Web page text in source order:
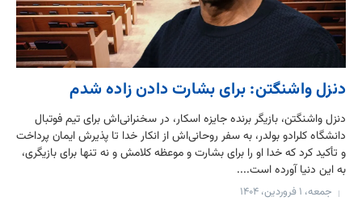
دنزل واشنگتن: برای بشارت دادن زاده شدم
دنزل واشنگتن، بازیگر برنده جایزه اسکار، در سخنرانی‌اش برای تیم فوتبال
دانشگاه کلرادو بولدر، به سفر روحانی‌اش از انکار خدا تا پذیرش ایمان پرداخت
و تأکید کرد که خدا او را برای بشارت و موعظه کلامش و نه تنها برای بازیگری،
به این دنیا آورده است....
جمعه، ۱ فروردین، ۱۴۰۴